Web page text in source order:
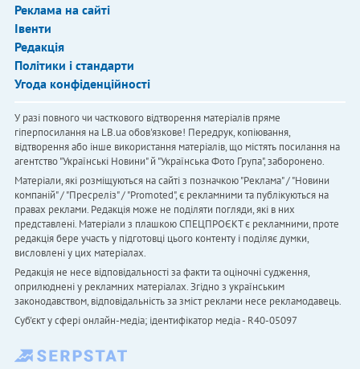
Реклама на сайті
Івенти
Редакція
Політики і стандарти
Угода конфіденційності
У разі повного чи часткового відтворення матеріалів пряме
гіперпосилання на LB.ua обов'язкове! Передрук, копіювання,
відтворення або інше використання матеріалів, що містять посилання на
агентство "Українськi Новини" й "Українська Фото Група", заборонено.
Матеріали, які розміщуються на сайті з позначкою "Реклама" / "Новини
компаній" / "Пресреліз" / "Promoted", є рекламними та публікуються на
правах реклами. Редакція може не поділяти погляди, які в них
представлені. Матеріали з плашкою СПЕЦПРОЄКТ є рекламними, проте
редакція бере участь у підготовці цього контенту і поділяє думки,
висловлені у цих матеріалах.
Редакція не несе відповідальності за факти та оціночні судження,
оприлюднені у рекламних матеріалах. Згідно з українським
законодавством, відповідальність за зміст реклами несе рекламодавець.
Cуб'єкт у сфері онлайн-медіа; ідентифікатор медіа - R40-05097